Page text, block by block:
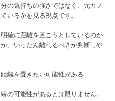
の気持ちの強さではなく、元カノ
いるかを見る視点です。
確に距離を置こうとしているのか
、いったん離れるべきか判断しや
離を置きたい可能性がある
の可能性があるとは限りません。